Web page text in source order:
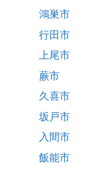
鴻巣市
行田市
上尾市
蕨市
久喜市
坂戸市
入間市
飯能市